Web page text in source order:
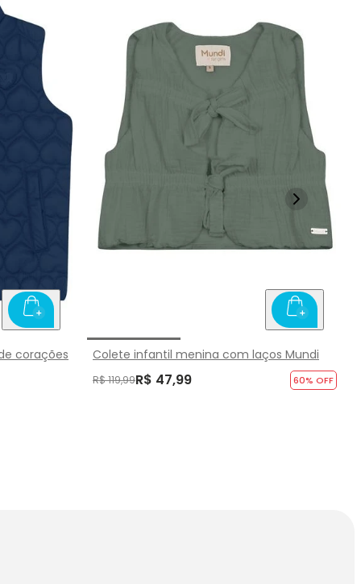
corações
Colete infantil menina com laços Mundi
R$ 119,99R$ 47,99 60% OFF